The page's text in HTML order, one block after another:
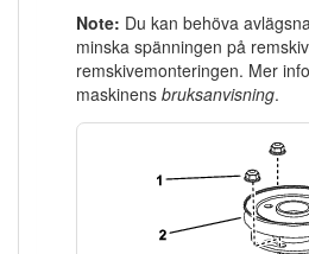
Note: Du kan behöva
minska spänningen på
remskivemonteringen. Mer
maskinens bruksanvisning.